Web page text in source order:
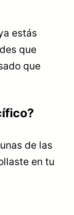
estás
que
que
de las
en tu